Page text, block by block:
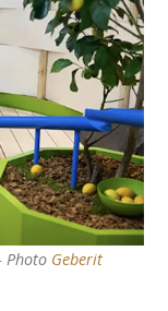
Photo Geberit